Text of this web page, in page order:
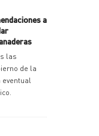
a
las
de la
eventual